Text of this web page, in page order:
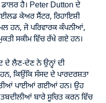
ਡਾਲਰ ਹੈ। Peter Dutton ਦੇ
ਕੇਅਰ ਸੈਂਟਰ, ਰਿਹਾਇਸ਼ੀ
ਹਨ, ਜੋ ਪਰਿਵਾਰਕ ਕੰਪਨੀਆਂ,
ਸਕੀਮ ਵਿੱਚ ਰੱਖੇ ਗਏ ਹਨ।
ਦੇ ਲੈਣ-ਦੇਣ ਨੇ ਉਨ੍ਹਾਂ ਦੀ
ਹਨ, ਕਿਉਂਕਿ ਸੰਸਦ ਦੇ ਪਾਰਦਰਸ਼ਤਾ
ਪਾਈਆਂ ਗਈਆਂ ਹਨ। ਉਹ
ਬਾਰੇ ਸੂਚਿਤ ਕਰਨ ਵਿੱਚ